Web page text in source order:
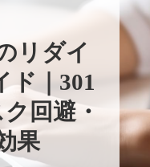
リダイ
ド｜301
回避・
果